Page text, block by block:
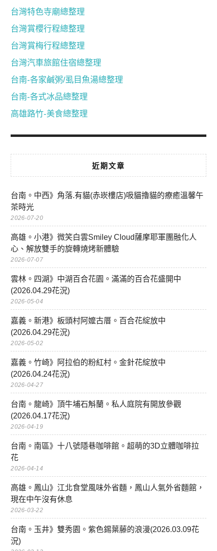
台灣特色寺廟總整理
台灣賞櫻行程總整理
台灣賞梅行程總整理
台灣汽車旅館住宿總整理
台南-各家鹹粥/虱目魚湯總整理
台南-各式冰品總整理
高雄路竹-美食總整理
近期文章
台南。中西》角落.有貓(赤崁樓店)吸貓擼貓的療癒溫馨午
茶時光
2026-07-20
高雄。小港》微笑白雲Smiley Cloud薩摩耶軍團融化人
心、解放雙手的旋轉燒烤新體驗
2026-07-07
雲林。四湖》中湖百合花園。滿滿的百合花盛開中
(2026.04.29花況)
2026-05-04
嘉義。新港》板頭村阿嬤古厝。百合花綻放中
(2026.04.29花況)
2026-05-02
嘉義。竹崎》阿拉伯的粉紅村。金針花綻放中
(2026.04.24花況)
2026-04-27
台南。龍崎》頂牛埔石斛蘭。私人庭院有開放參觀
(2026.04.17花況)
2026-04-19
台南。南區》十八號隱巷咖啡館。超萌的3D立體咖啡拉
花
2026-04-14
高雄。鳳山》江北食堂風味外省麵，鳳山人氣外省麵館，
現在中午沒有休息
2026-03-22
台南。玉井》雙秀園。紫色錫葉藤的浪漫(2026.03.09花
況)